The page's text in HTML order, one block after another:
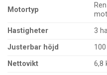
Motortyp
Hastigheter
3
Justerbar höjd
Nettovikt
6,8